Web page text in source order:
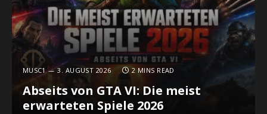
MUSC1 3. AUGUST 2026 2 MINS READ
Abseits von GTA VI: Die meist
erwarteten Spiele 2026